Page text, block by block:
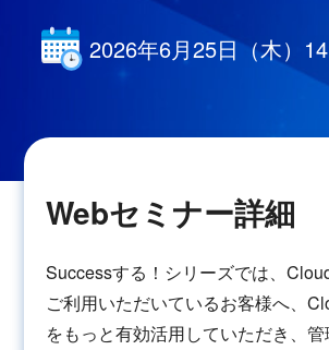
2026年6月25日（木）
Webセミナー詳細
Successする！シリーズでは、
ご利用いただいているお客様へ、
をもっと有効活用していただき、